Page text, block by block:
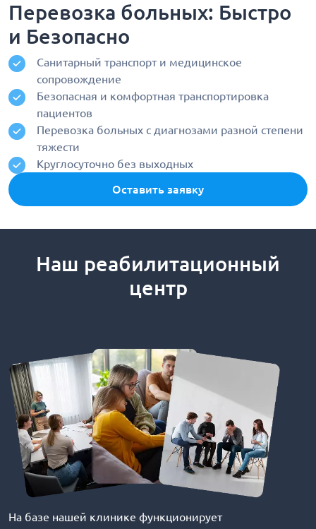
Перевозка больных: Быстро
и Безопасно
Санитарный транспорт и медицинское
сопровождение
Безопасная и комфортная транспортировка
пациентов
Перевозка больных с диагнозами разной степени
тяжести
Круглосуточно без выходных
Оставить заявку
Наш реабилитационный
центр
На базе нашей клинике функционирует